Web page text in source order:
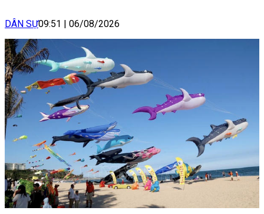
DÂN SỰ09:51 06/08/2026